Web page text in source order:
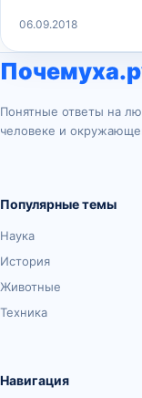
06.09.2018
Понятные ответы на
человеке и
Популярные темы
Наука
История
Животные
Техника
Навигация